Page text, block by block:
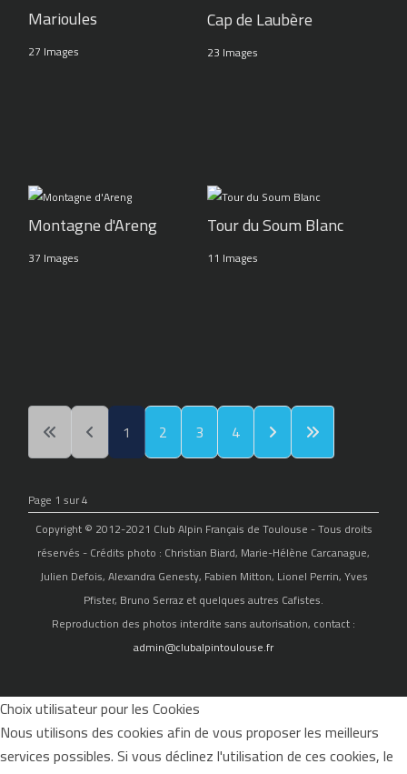
Marioules
27 Images
Cap de Laubère
23 Images
Montagne d'Areng
37 Images
Tour du Soum Blanc
11 Images
1 2 3 4
Page 1 sur 4
Copyright © 2012-2021 Club Alpin Français de Toulouse - Tous droits
réservés - Crédits photo : Christian Biard, Marie-Hélène Carcanague,
Julien Defois, Alexandra Genesty, Fabien Mitton, Lionel Perrin, Yves
Pfister, Bruno Serraz et quelques autres Cafistes.
Reproduction des photos interdite sans autorisation, contact :
admin@clubalpintoulouse.fr
Choix utilisateur pour les Cookies
Nous utilisons des cookies afin de vous proposer les meilleurs
services possibles. Si vous déclinez l'utilisation de ces cookies, le